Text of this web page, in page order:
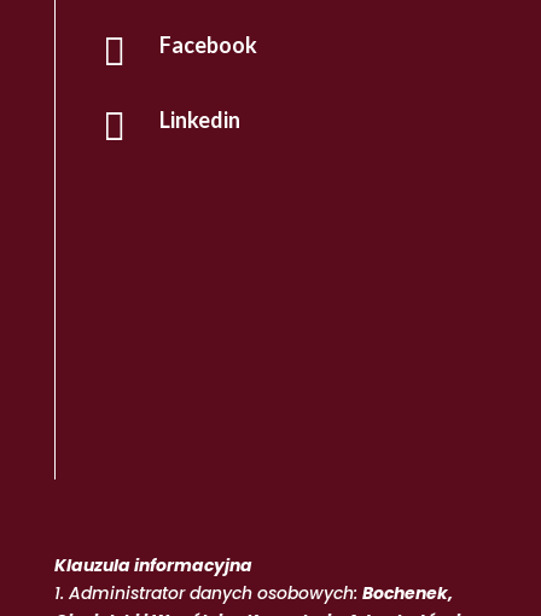
 Facebook
 Linkedin
Klauzula informacyjna
1. Administrator danych osobowych: Bochenek,